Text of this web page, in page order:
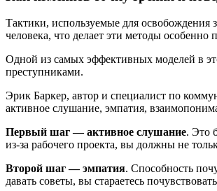
Тактики, используемые для
человека, что делает эти методы
Одной из самых эффективных моделей в
преступниками.
Эрик Баркер, автор и специалист по
активное слушание, эмпатия,
Первый шаг — активное слушание. Это
из-за рабочего проекта, вы должны не
Второй шаг — эмпатия. Способность
давать советы, вы стараетесь